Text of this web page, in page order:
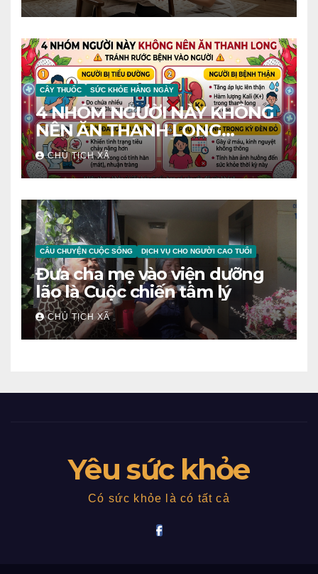
CÂY THUỐC SỨC KHỎE HÀNG NGÀY
4 NHÓM NGƯỜI NÀY KHÔNG
NÊN ĂN THANH LONG
TRÁNH RƯỚC BỆNH VÀO
NGƯỜI
CHỦ TỊCH XÃ
CÂU CHUYỆN CUỘC SỐNG DỊCH VỤ CHO NGƯỜI CAO TUỔI
Đưa cha mẹ vào viện dưỡng
lão là Cuộc chiến tâm lý
CHỦ TỊCH XÃ
Yêu sức khỏe
Có sức khỏe là có tất cả